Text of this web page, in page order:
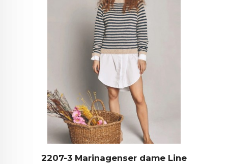
2207-3 Marinagenser dame Line